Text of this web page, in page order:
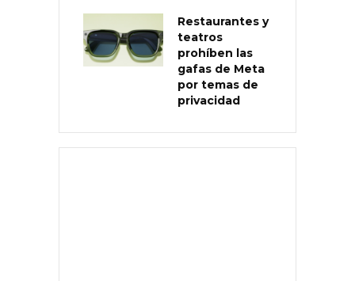
Restaurantes y
teatros
prohíben las
gafas de Meta
por temas de
privacidad